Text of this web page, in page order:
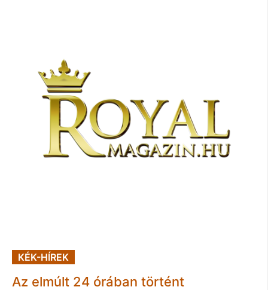
KÉK-HÍREK
Az elmúlt 24 órában történt